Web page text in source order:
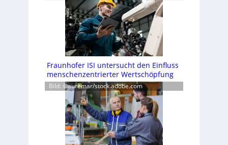
Fraunhofer ISI untersucht den Einfluss
menschenzentrierter Wertschöpfung
Bild: ©auremar/stock.adobe.com